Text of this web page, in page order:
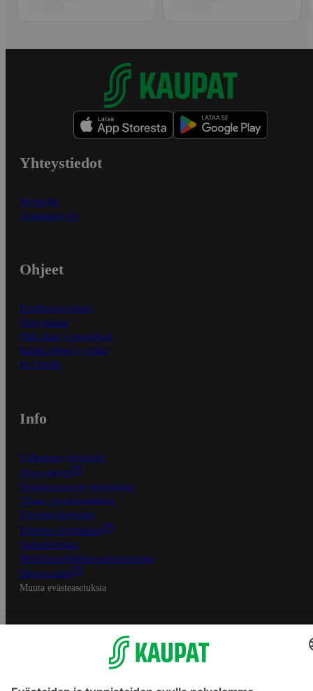
Yhteystiedot
Myymälät
Asiakaspalvelu
Ohjeet
Ensitilaajan ohjeet
Näin maksat
Näin tilaat ja muokkaat
Kaikki ohjeet ja vinkit
In English
Info
S-Business yrityksille
Oiva-raportit
Osuuskauppojen yhteystiedot
Tilaus- ja toimitusehdot
Tietosuojakäytäntö
Palvelun käyttöehdot
Saavutettavuus
Mobiilisovelluksen saavutettavuus
Mainostajalle
Muuta evästeasetuksia
S-ryhmän palvelut